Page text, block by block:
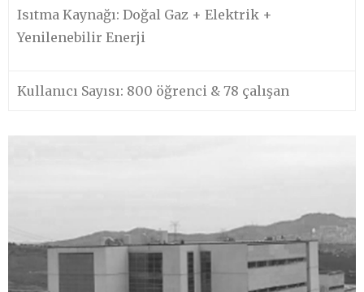
Isıtma Kaynağı: Doğal Gaz + Elektrik +
Yenilenebilir Enerji
Kullanıcı Sayısı: 800 öğrenci & 78 çalışan